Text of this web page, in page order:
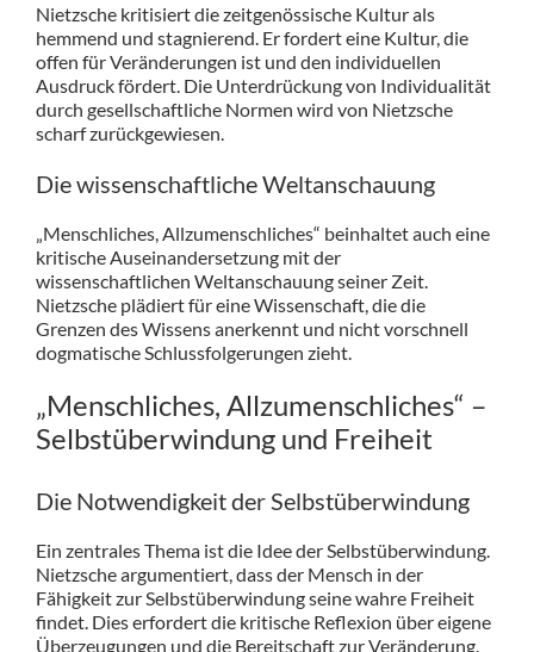
Nietzsche kritisiert die zeitgenössische Kultur als
hemmend und stagnierend. Er fordert eine Kultur, die
offen für Veränderungen ist und den individuellen
Ausdruck fördert. Die Unterdrückung von Individualität
durch gesellschaftliche Normen wird von Nietzsche
scharf zurückgewiesen.
Die wissenschaftliche Weltanschauung
„Menschliches, Allzumenschliches“ beinhaltet auch eine
kritische Auseinandersetzung mit der
wissenschaftlichen Weltanschauung seiner Zeit.
Nietzsche plädiert für eine Wissenschaft, die die
Grenzen des Wissens anerkennt und nicht vorschnell
dogmatische Schlussfolgerungen zieht.
„Menschliches, Allzumenschliches“ –
Selbstüberwindung und Freiheit
Die Notwendigkeit der Selbstüberwindung
Ein zentrales Thema ist die Idee der Selbstüberwindung.
Nietzsche argumentiert, dass der Mensch in der
Fähigkeit zur Selbstüberwindung seine wahre Freiheit
findet. Dies erfordert die kritische Reflexion über eigene
Überzeugungen und die Bereitschaft zur Veränderung.